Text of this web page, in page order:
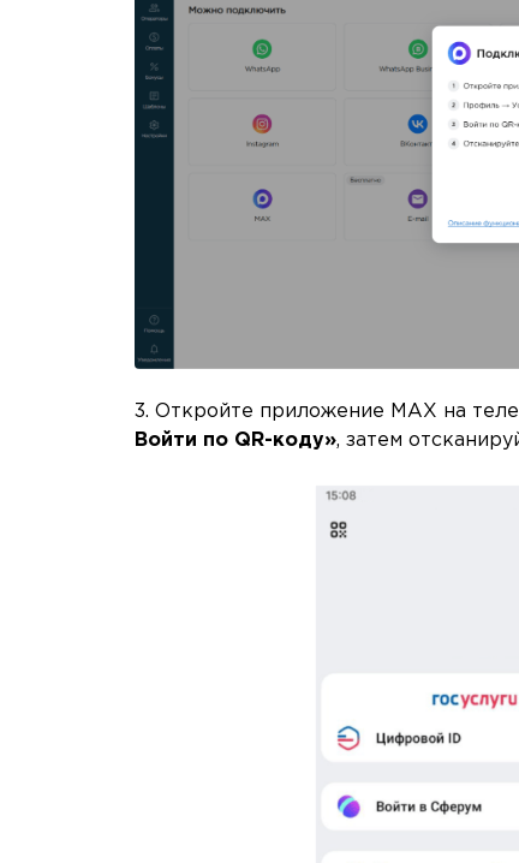
3. Откройте приложение MAX на
Войти по QR-коду», затем